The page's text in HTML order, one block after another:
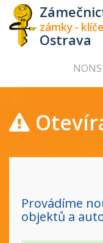
zámky -
Ostrava
Provádíme
objektů a